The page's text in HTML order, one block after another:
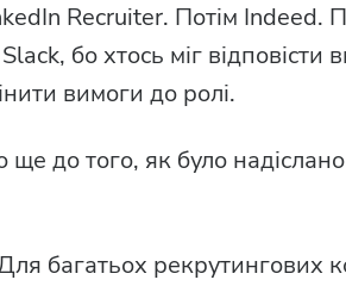
Recruiter. Потім Indeed.
бо хтось міг відповісти
вимоги до ролі.
ще до того, як було
багатьох рекрутингових